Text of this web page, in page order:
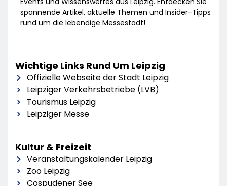
spannende Artikel, aktuelle Themen und Insider-Tipps
rund um die lebendige Messestadt!
Wichtige Links Rund Um Leipzig
Offizielle Webseite der Stadt Leipzig
Leipziger Verkehrsbetriebe (LVB)
Tourismus Leipzig
Leipziger Messe
Kultur & Freizeit
Veranstaltungskalender Leipzig
Zoo Leipzig
Cospudener See